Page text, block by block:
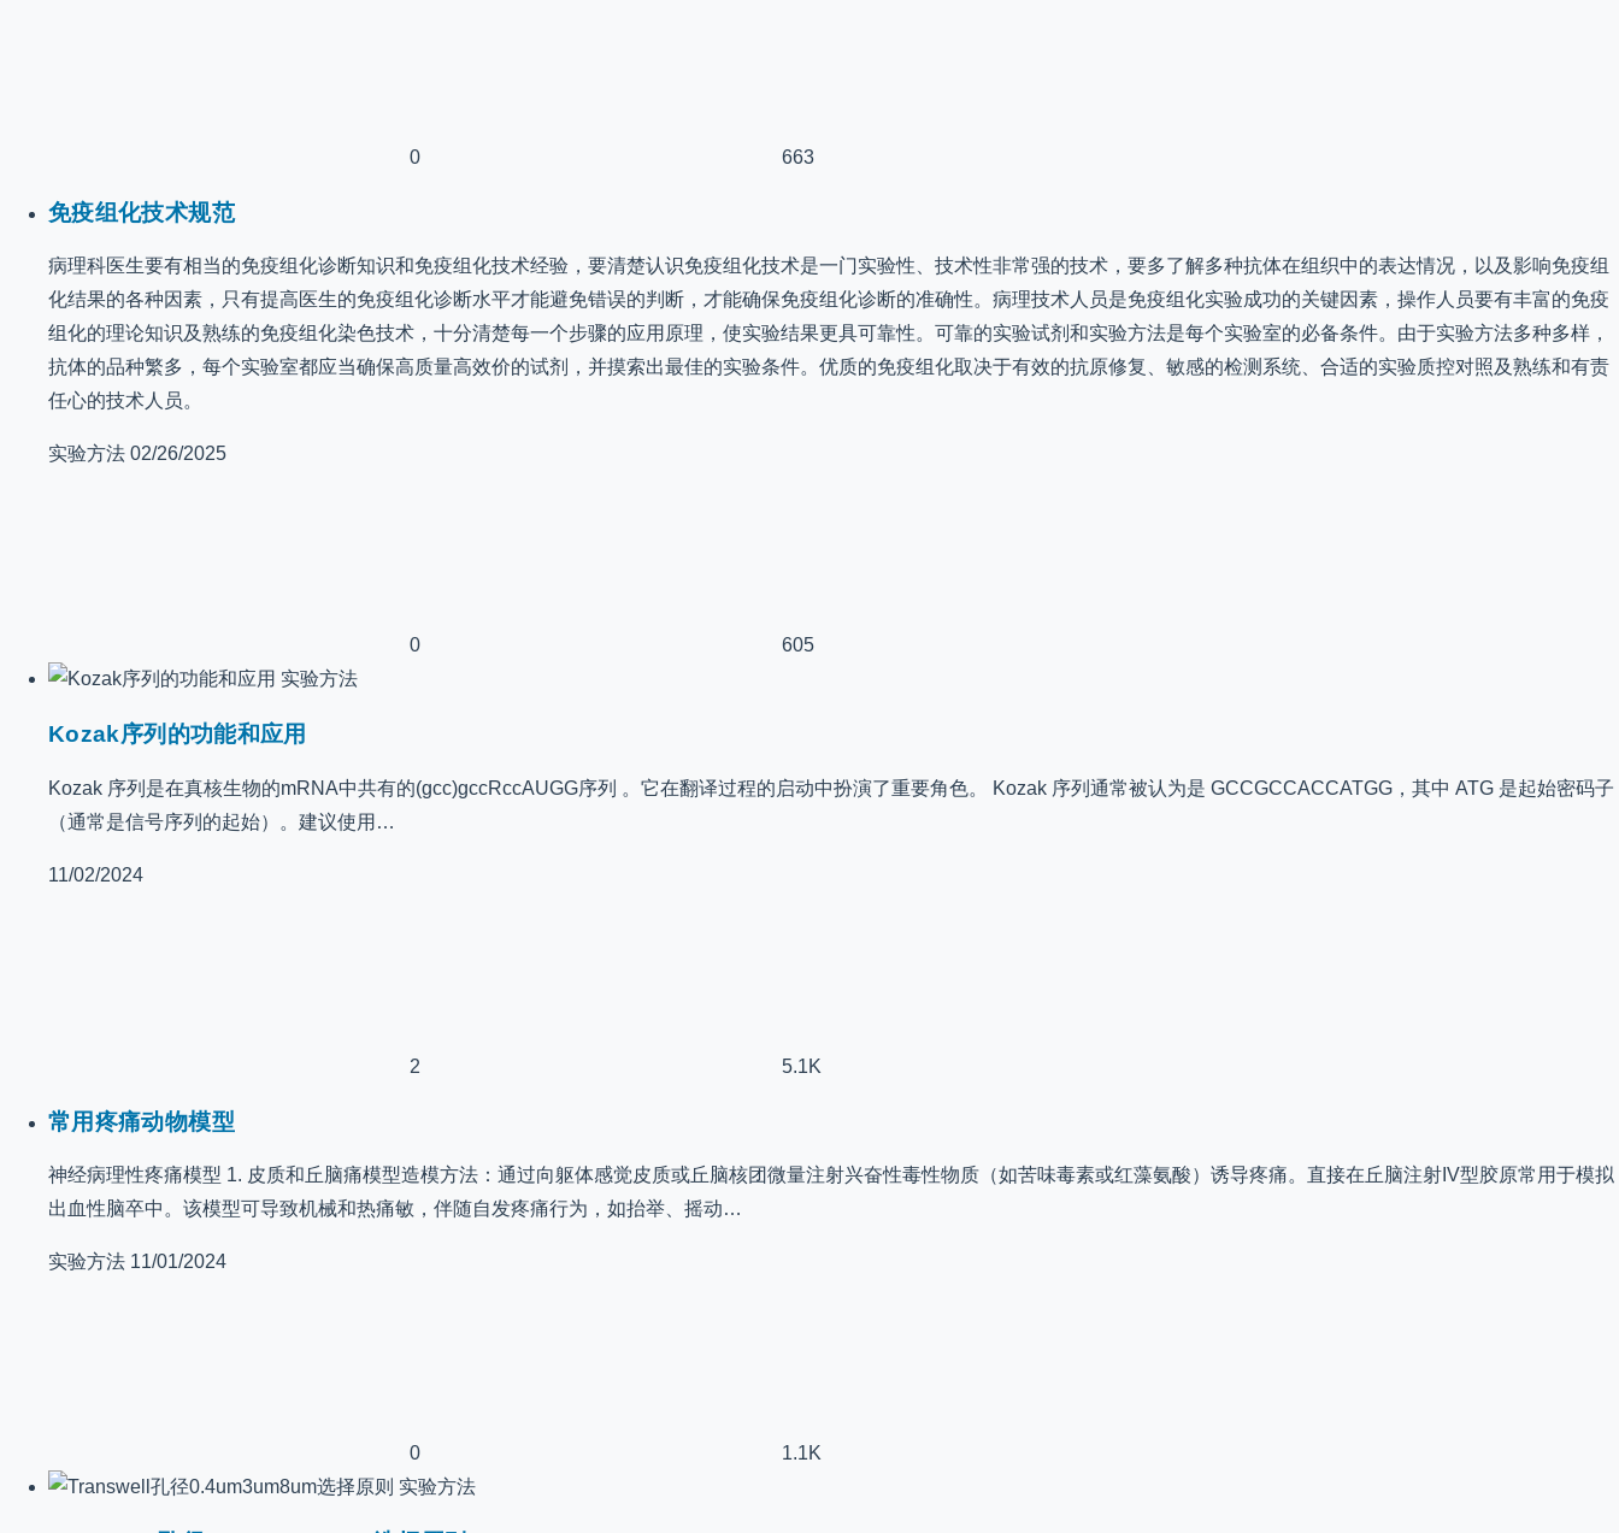
0 663
免疫组化技术规范
病理科医生要有相当的免疫组化诊断知识和免疫组化技术经验，要清楚认识免疫组化技术是一门实验性、技术性非常强的技术，要多了解多种抗体在组织中的表达情况，以及影响免疫组
化结果的各种因素，只有提高医生的免疫组化诊断水平才能避免错误的判断，才能确保免疫组化诊断的准确性。病理技术人员是免疫组化实验成功的关键因素，操作人员要有丰富的免疫
组化的理论知识及熟练的免疫组化染色技术，十分清楚每一个步骤的应用原理，使实验结果更具可靠性。可靠的实验试剂和实验方法是每个实验室的必备条件。由于实验方法多种多样，
抗体的品种繁多，每个实验室都应当确保高质量高效价的试剂，并摸索出最佳的实验条件。优质的免疫组化取决于有效的抗原修复、敏感的检测系统、合适的实验质控对照及熟练和有责
任心的技术人员。
实验方法 02/26/2025
0
605
实验方法
Kozak序列的功能和应用
Kozak 序列是在真核生物的mRNA中共有的(gcc)gccRccAUGG序列 。它在翻译过程的启动中扮演了重要角色。 Kozak 序列通常被认为是 GCCGCCACCATGG，其中 ATG 是起始密码子
（通常是信号序列的起始）。建议使用…
11/02/2024
2 5.1K
常用疼痛动物模型
神经病理性疼痛模型 1. 皮质和丘脑痛模型造模方法：通过向躯体感觉皮质或丘脑核团微量注射兴奋性毒性物质（如苦味毒素或红藻氨酸）诱导疼痛。直接在丘脑注射IV型胶原常用于模拟
出血性脑卒中。该模型可导致机械和热痛敏，伴随自发疼痛行为，如抬举、摇动…
实验方法 11/01/2024
0
1.1K
实验方法